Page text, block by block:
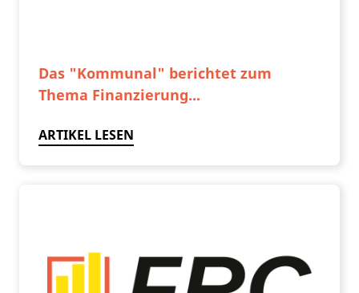
Das "Kommunal" berichtet zum
Thema Finanzierung...
ARTIKEL LESEN